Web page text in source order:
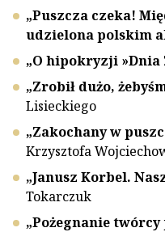
„Puszcza czeka!
udzielona polskim
„O hipokryzji »Dnia
„Zrobił dużo,
Lisieckiego
„Zakochany w
Krzysztofa
„Janusz Korbel.
Tokarczuk
„Pożegnanie twórcy